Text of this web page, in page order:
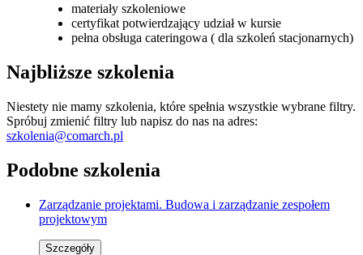
materiały szkoleniowe
certyfikat potwierdzający udział w kursie
pełna obsługa cateringowa ( dla szkoleń stacjonarnych)
Najbliższe szkolenia
Niestety nie mamy szkolenia, które spełnia wszystkie wybrane filtry.
Spróbuj zmienić filtry lub napisz do nas na adres:
szkolenia@comarch.pl
Podobne szkolenia
Zarządzanie projektami. Budowa i zarządzanie zespołem
projektowym
Szczegóły